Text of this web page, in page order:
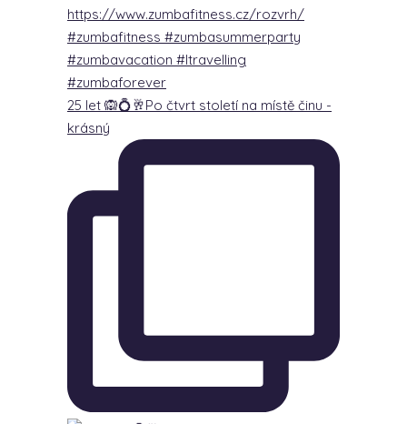
25 let 🙉💍🥂Po čtvrt století na místě činu -
krásný